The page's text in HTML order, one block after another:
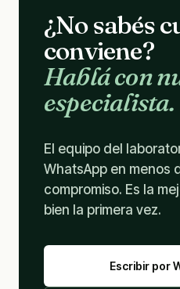
¿No sabés
conviene?
Hablá con
especialista.
El equipo del
WhatsApp en menos
compromiso. Es la
bien la primera vez.
Escribir por